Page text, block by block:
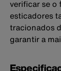
verificar se o
esticadores
tracionados
garantir a